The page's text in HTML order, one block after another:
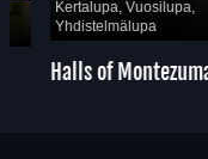
Kertalupa, Vuosilupa,
Yhdistelmälupa
Halls of Montezuma